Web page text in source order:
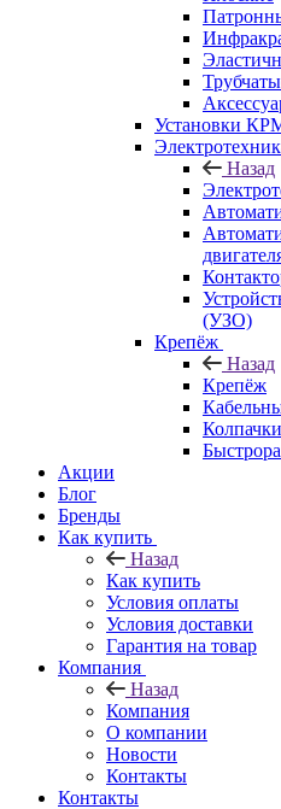
Установки
Назад
(УЗО)
Крепёж
Назад
Крепёж
Акции
Блог
Бренды
Как купить
Назад
Как купить
Условия оплаты
Условия доставки
Гарантия на товар
Компания
Назад
Компания
О компании
Новости
Контакты
Контакты